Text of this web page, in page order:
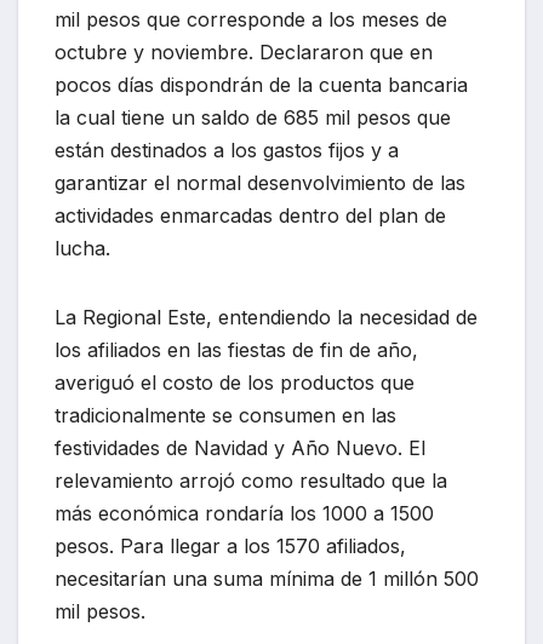
mil pesos que corresponde a los meses de
octubre y noviembre. Declararon que en
pocos días dispondrán de la cuenta bancaria
la cual tiene un saldo de 685 mil pesos que
están destinados a los gastos fijos y a
garantizar el normal desenvolvimiento de las
actividades enmarcadas dentro del plan de
lucha.
La Regional Este, entendiendo la necesidad de
los afiliados en las fiestas de fin de año,
averiguó el costo de los productos que
tradicionalmente se consumen en las
festividades de Navidad y Año Nuevo. El
relevamiento arrojó como resultado que la
más económica rondaría los 1000 a 1500
pesos. Para llegar a los 1570 afiliados,
necesitarían una suma mínima de 1 millón 500
mil pesos.